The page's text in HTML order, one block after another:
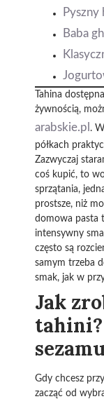
Pyszny
Baba
Tahina
żywnością,
arabskie.pl .
półkach
Zazwyczaj
coś kupić, to
sprzątania,
prostsze, niż
domowa pasta
intensywny
często są
samym trzeba
smak, jak w
Jak
Gdy chcesz
zacząć od